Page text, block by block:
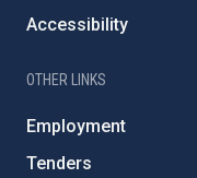
Accessibility
OTHER LINKS
Employment
Tenders